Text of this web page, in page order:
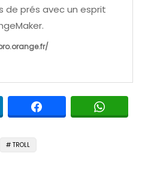
de prés avec un esprit
TROLL